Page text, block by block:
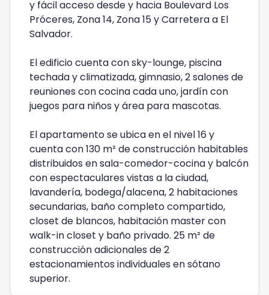
y fácil acceso desde y hacia Boulevard Los
Próceres, Zona 14, Zona 15 y Carretera a El
Salvador.
El edificio cuenta con sky-lounge, piscina
techada y climatizada, gimnasio, 2 salones de
reuniones con cocina cada uno, jardín con
juegos para niños y área para mascotas.
El apartamento se ubica en el nivel 16 y
cuenta con 130 m² de construcción habitables
distribuidos en sala-comedor-cocina y balcón
con espectaculares vistas a la ciudad,
lavandería, bodega/alacena, 2 habitaciones
secundarias, baño completo compartido,
closet de blancos, habitación master con
walk-in closet y baño privado. 25 m² de
construcción adicionales de 2
estacionamientos individuales en sótano
superior.